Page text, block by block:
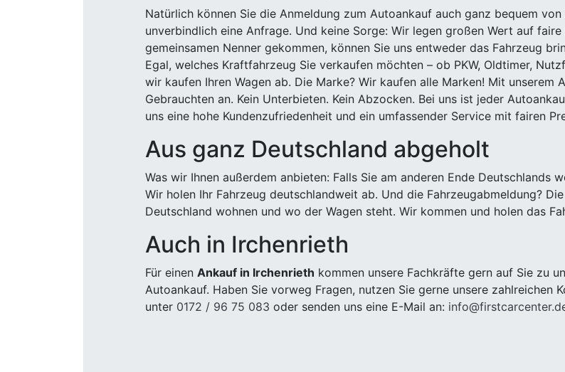
Natürlich können Sie die Anmeldung zum Autoankauf auch ganz bequem
unverbindlich eine Anfrage. Und keine Sorge: Wir legen großen Wert auf
gemeinsamen Nenner gekommen, können Sie uns entweder das Fahrzeug
Egal, welches Kraftfahrzeug Sie verkaufen möchten – ob PKW, Oldtimer,
wir kaufen Ihren Wagen ab. Die Marke? Wir kaufen alle Marken! Mit unserem
Gebrauchten an. Kein Unterbieten. Kein Abzocken. Bei uns ist jeder
uns eine hohe Kundenzufriedenheit und ein umfassender Service mit fairen
Aus ganz Deutschland abgeholt
Was wir Ihnen außerdem anbieten: Falls Sie am anderen Ende Deutschlands
Wir holen Ihr Fahrzeug deutschlandweit ab. Und die Fahrzeugabmeldung?
Deutschland wohnen und wo der Wagen steht. Wir kommen und holen das
Auch in Irchenrieth
Für einen Ankauf in Irchenrieth kommen unsere Fachkräfte gern auf Sie zu
Autoankauf. Haben Sie vorweg Fragen, nutzen Sie gerne unsere zahlreichen
unter 0172 / 96 75 083 oder senden uns eine E-Mail an: